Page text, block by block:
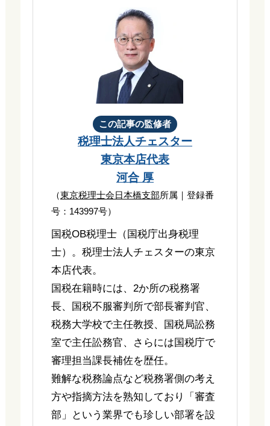
この記事の監修者
税理士法人チェスター
東京本店代表
河合 厚
（東京税理士会日本橋支部所属｜登録番
号：143997号）
国税OB税理士（国税庁出身税理
士）。税理士法人チェスターの東京
本店代表。
国税在籍時には、2か所の税務署
長、国税不服審判所で部長審判官、
税務大学校で主任教授、国税局訟務
室で主任訟務官、さらには国税庁で
審理担当課長補佐を歴任。
難解な税務論点など税務署側の考え
方や指摘方法を熟知しており「審査
部」という業界でも珍しい部署を設